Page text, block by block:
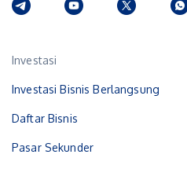
Investasi
Investasi Bisnis Berlangsung
Daftar Bisnis
Pasar Sekunder